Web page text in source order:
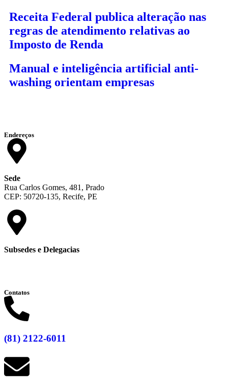
Receita Federal publica alteração nas
regras de atendimento relativas ao
Imposto de Renda
Manual e inteligência artificial anti-
washing orientam empresas
Endereços
Sede
Rua Carlos Gomes, 481, Prado
CEP: 50720-135, Recife, PE
Subsedes e Delegacias
Contatos
(81) 2122-6011